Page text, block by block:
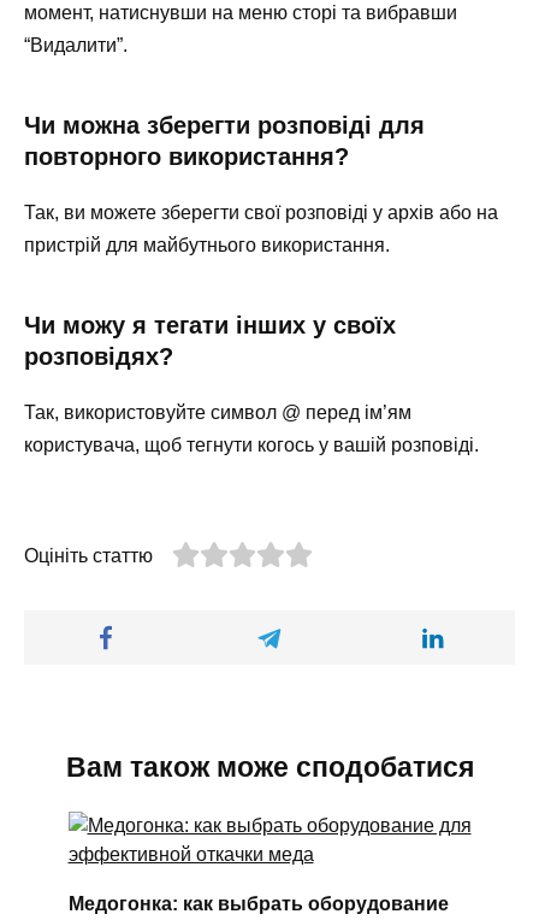
момент, натиснувши на меню сторі та вибравши
“Видалити”.
Чи можна зберегти розповіді для
повторного використання?
Так, ви можете зберегти свої розповіді у архів або на
пристрій для майбутнього використання.
Чи можу я тегати інших у своїх
розповідях?
Так, використовуйте символ @ перед ім’ям
користувача, щоб тегнути когось у вашій розповіді.
Оцініть статтю
Вам також може сподобатися
Медогонка: как выбрать оборудование